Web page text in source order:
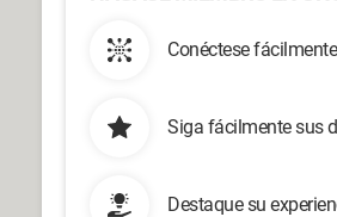
Conéctese
Siga fácilmente sus
Destaque su